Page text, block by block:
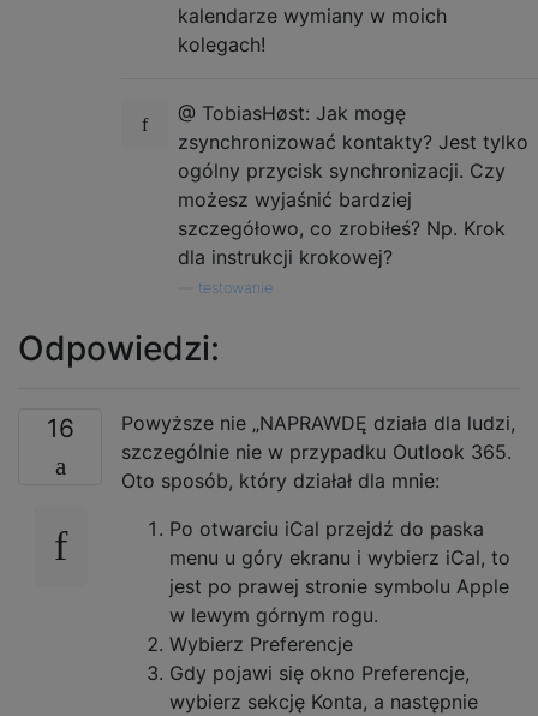
kalendarze wymiany w moich
kolegach!
@ TobiasHøst: Jak mogę
zsynchronizować kontakty? Jest tylko
ogólny przycisk synchronizacji. Czy
możesz wyjaśnić bardziej
szczegółowo, co zrobiłeś? Np. Krok
dla instrukcji krokowej?
testowanie
Odpowiedzi:
16
Powyższe nie „NAPRAWDĘ działa dla ludzi,
szczególnie nie w przypadku Outlook 365.
Oto sposób, który działał dla mnie:
Po otwarciu iCal przejdź do paska
menu u góry ekranu i wybierz iCal, to
jest po prawej stronie symbolu Apple
w lewym górnym rogu.
Wybierz Preferencje
Gdy pojawi się okno Preferencje,
wybierz sekcję Konta, a następnie